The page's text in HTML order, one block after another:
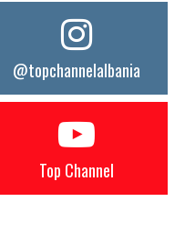
@topchannelalbania
Top Channel